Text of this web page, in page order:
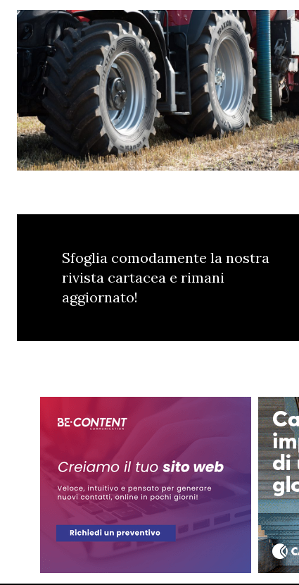
Sfoglia comodamente la nostra
rivista cartacea e rimani
aggiornato!